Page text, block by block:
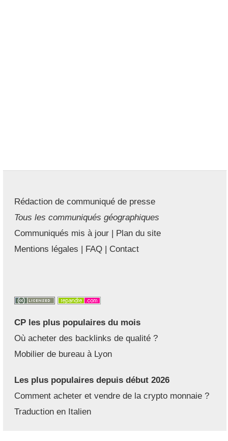
Rédaction de communiqué de presse
Tous les communiqués géographiques
Communiqués mis à jour | Plan du site
Mentions légales | FAQ | Contact
CP les plus populaires du mois
Où acheter des backlinks de qualité ?
Mobilier de bureau à Lyon
Les plus populaires depuis début 2026
Comment acheter et vendre de la crypto monnaie ?
Traduction en Italien